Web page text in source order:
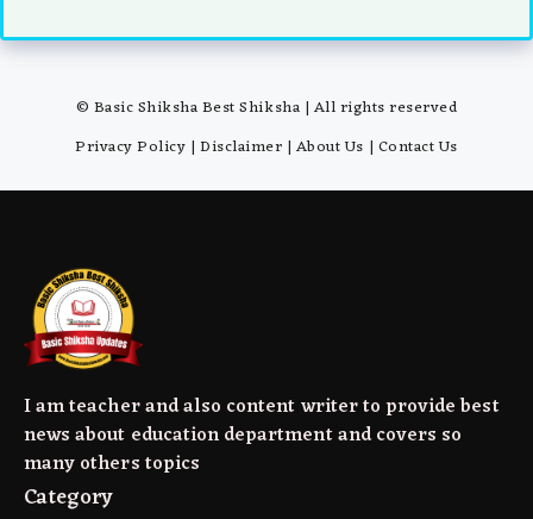
© Basic Shiksha Best Shiksha | All rights reserved
Privacy Policy |Disclaimer | About Us | Contact Us
I am teacher and also content writer to provide best
news about education department and covers so
many others topics
Category